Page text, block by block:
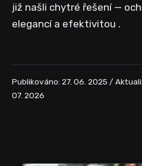
již našli chytré řešení —
elegancí a efektivitou .
Publikováno: 27. 06. 2025 /
07. 2026